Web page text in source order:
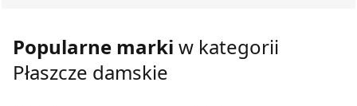
Popularne marki w kategorii
Płaszcze damskie